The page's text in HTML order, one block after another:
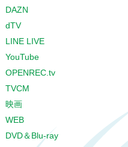
DAZN
dTV
LINE LIVE
YouTube
OPENREC.tv
TVCM
映画
WEB
DVD＆Blu-ray